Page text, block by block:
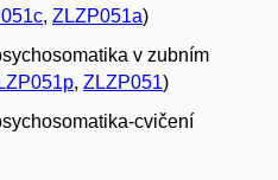
, ZLZP051a)
v zubním
, ZLZP051)
cvičení